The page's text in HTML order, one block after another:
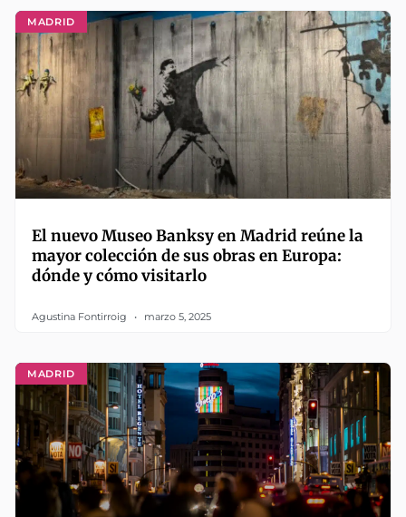
MADRID
El nuevo Museo Banksy en Madrid reúne la
mayor colección de sus obras en Europa:
dónde y cómo visitarlo
Agustina Fontirroig marzo 5, 2025
MADRID